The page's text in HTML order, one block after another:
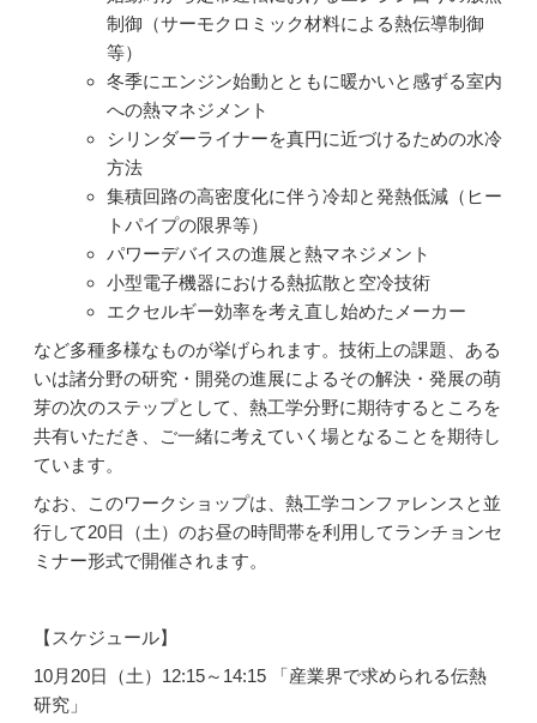
制御（サーモクロミック材料による熱伝導制御
等）
冬季にエンジン始動とともに暖かいと感ずる室内
への熱マネジメント
シリンダーライナーを真円に近づけるための水冷
方法
集積回路の高密度化に伴う冷却と発熱低減（ヒー
トパイプの限界等）
パワーデバイスの進展と熱マネジメント
小型電子機器における熱拡散と空冷技術
エクセルギー効率を考え直し始めたメーカー
など多種多様なものが挙げられます。技術上の課題、ある
いは諸分野の研究・開発の進展によるその解決・発展の萌
芽の次のステップとして、熱工学分野に期待するところを
共有いただき、ご一緒に考えていく場となることを期待し
ています。
なお、このワークショップは、熱工学コンファレンスと並
行して20日（土）のお昼の時間帯を利用してランチョンセ
ミナー形式で開催されます。
【スケジュール】
10月20日（土）12:15～14:15 「産業界で求められる伝熱
研究」